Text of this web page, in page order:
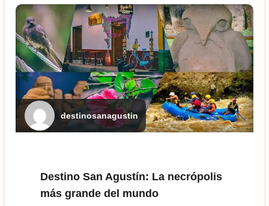
destinosanagustin
Destino San Agustín: La necrópolis
más grande del mundo